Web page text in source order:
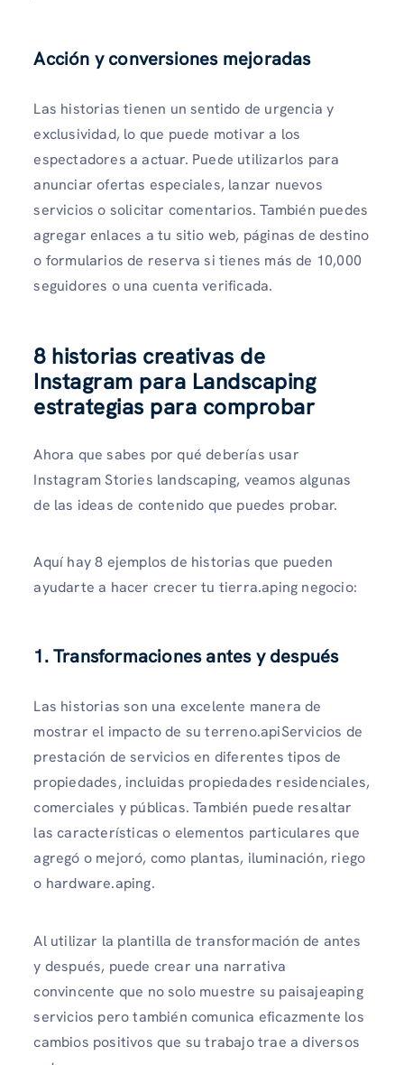
Acción y conversiones mejoradas
Las historias tienen un sentido de urgencia y
exclusividad, lo que puede motivar a los
espectadores a actuar. Puede utilizarlos para
anunciar ofertas especiales, lanzar nuevos
servicios o solicitar comentarios. También puedes
agregar enlaces a tu sitio web, páginas de destino
o formularios de reserva si tienes más de 10,000
seguidores o una cuenta verificada.
8 historias creativas de
Instagram para Landscaping
estrategias para comprobar
Ahora que sabes por qué deberías usar
Instagram Stories landscaping, veamos algunas
de las ideas de contenido que puedes probar.
Aquí hay 8 ejemplos de historias que pueden
ayudarte a hacer crecer tu tierra.aping negocio:
1. Transformaciones antes y después
Las historias son una excelente manera de
mostrar el impacto de su terreno.apiServicios de
prestación de servicios en diferentes tipos de
propiedades, incluidas propiedades residenciales,
comerciales y públicas. También puede resaltar
las características o elementos particulares que
agregó o mejoró, como plantas, iluminación, riego
o hardware.aping.
Al utilizar la plantilla de transformación de antes
y después, puede crear una narrativa
convincente que no solo muestre su paisajeaping
servicios pero también comunica eficazmente los
cambios positivos que su trabajo trae a diversos